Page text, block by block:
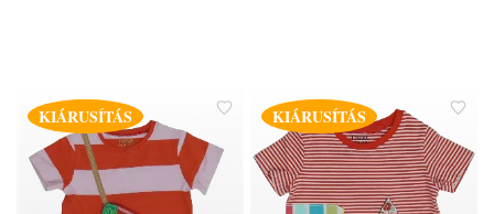
KIÁRUSÍTÁS KIÁRUSÍTÁS